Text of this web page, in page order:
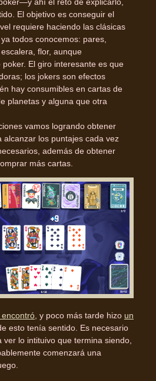
ahí el reto de explicarlo,
El objetivo es conseguir el
requiere haciendo las clásicas
todos conocemos: pares,
flor, aunque
El giro interesante es que
los jokers son efectos
hay consumibles en cartas de
planetas y alguna que otra
vamos logrando obtener
alcanzar los puntajes cada vez
además de obtener
más cartas.
encontró, y poco más tarde hizo un
esto tenía sentido. Es necesario
ver lo intituivo que termina siendo,
comenzará una